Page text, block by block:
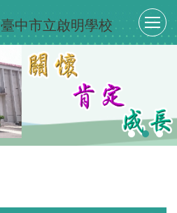
臺中市立啟明學校